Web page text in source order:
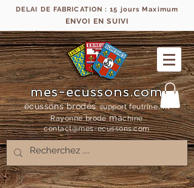
DELAI DE FABRICATION : 15 jours Maximum
ENVOI EN SUIVI
mes-ecussons.com
écussons brodés support feutrine, fil
Rayonne brodémachine
contact@mes-ecussons.com